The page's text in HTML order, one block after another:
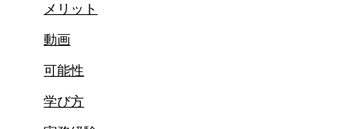
メリット
動画
可能性
学び方